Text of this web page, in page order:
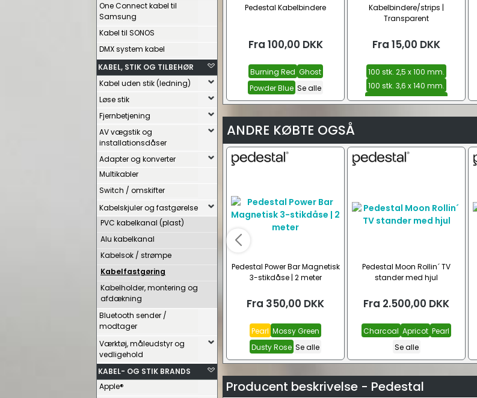
One Connect kabel til
Samsung
Kabel til SONOS
DMX system kabel
KABEL, STIK OG TILBEHØR
Kabel uden stik (ledning)
Løse stik
Fjernbetjening
AV vægstik og
installationsdåser
Adapter og konverter
Multikabler
Switch / omskifter
Kabelskjuler og fastgørelse
PVC kabelkanal (plast)
Alu kabelkanal
Kabelsok / strømpe
Kabelfastgøring
Kabelholder, montering og
afdækning
Bluetooth sender /
modtager
Værktøj, måleudstyr og
vedligehold
KABEL- OG STIK BRANDS
Apple®
Pedestal Kabelbindere
Fra 100,00 DKK
Burning Red Ghost
Powder Blue Se alle
Kabelbindere/strips |
Transparent
Fra 15,00 DKK
100 stk. 2,5 x 100 mm.
100 stk. 3,6 x 140 mm.
100 stk. 4,5 x 290 mm.
ANDRE KØBTE OGSÅ
Pedestal Power Bar Magnetisk
3-stikdåse | 2 meter
Fra 350,00 DKK
Pearl Mossy Green
Dusty Rose Se alle
Pedestal Moon Rollin´ TV
stander med hjul
Fra 2.500,00 DKK
Charcoal Apricot Pearl
Se alle
Producent beskrivelse - Pedestal